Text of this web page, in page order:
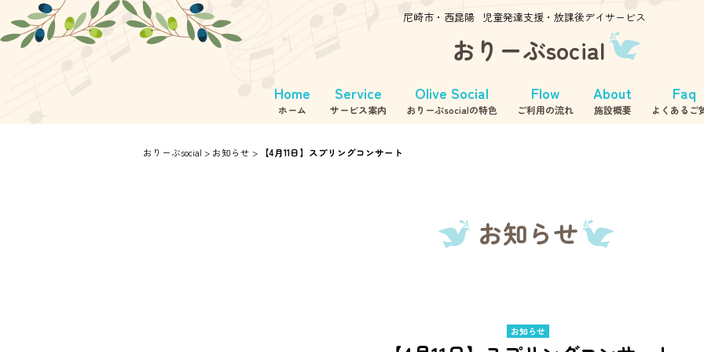
尼崎市・西昆陽 児童発達支援・放課後デイサービス
おりーぶsocial
Home
ホーム
Service
サービス案内
Olive Social
おりーぶsocialの特色
Flow
ご利用の流れ
About
施設概要
Faq
よくあるご
おりーぶsocial > お知らせ > 【4月11日】スプリングコンサート
お知らせ
お知らせ